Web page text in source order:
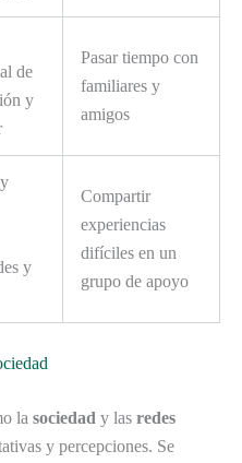
de
y
Pasar tiempo con
familiares y
amigos
y
Compartir
experiencias
difíciles en un
grupo de apoyo
la sociedad y las redes
y percepciones. Se